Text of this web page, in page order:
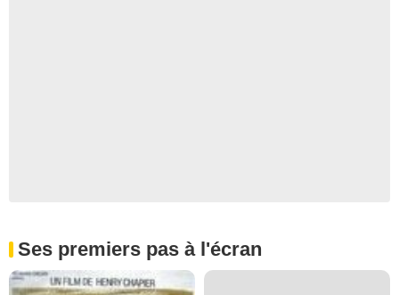
Ses premiers pas à l'écran